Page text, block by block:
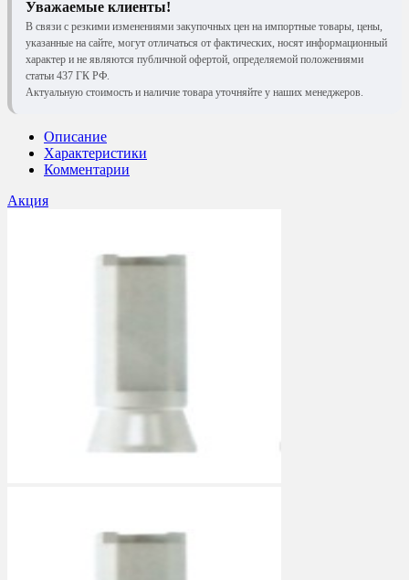
Уважаемые клиенты!
В связи с резкими изменениями закупочных цен на импортные товары, цены,
указанные на сайте, могут отличаться от фактических, носят информационный
характер и не являются публичной офертой, определяемой положениями
статьи 437 ГК РФ.
Актуальную стоимость и наличие товара уточняйте у наших менеджеров.
Описание
Характеристики
Комментарии
Акция